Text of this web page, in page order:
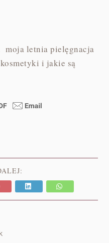
moja letnia pielęgnacja
i jakie są